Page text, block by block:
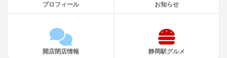
プロフィール お知らせ
開店閉店情報 静岡駅グルメ